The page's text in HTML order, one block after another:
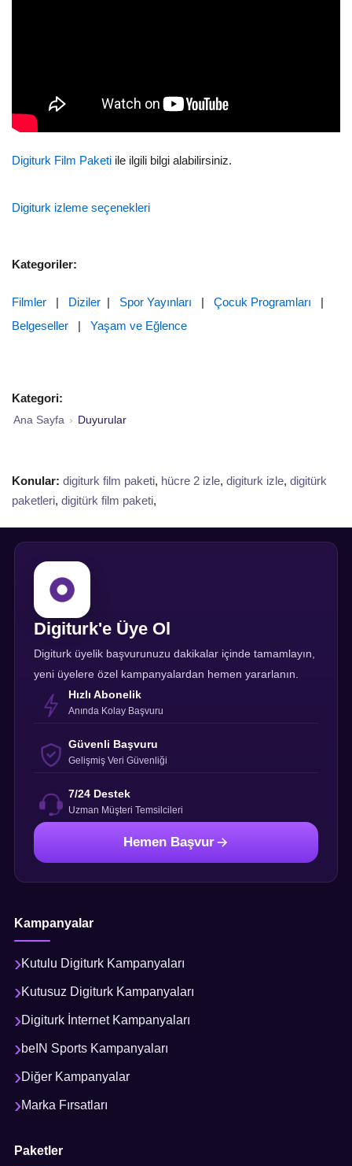
Digiturk Film Paketi ile ilgili bilgi alabilirsiniz.
Digiturk izleme seçenekleri
Kategoriler:
Filmler | Diziler | Spor Yayınları | Çocuk Programları |
Belgeseller | Yaşam ve Eğlence
Kategori:
Ana Sayfa › Duyurular
Konular: digiturk film paketi, hücre 2 izle, digiturk izle, digitürk
paketleri, digitürk film paketi,
Digiturk'e Üye Ol
Digiturk üyelik başvurunuzu dakikalar içinde tamamlayın,
yeni üyelere özel kampanyalardan hemen yararlanın.
Hızlı Abonelik
Anında Kolay Başvuru
Güvenli Başvuru
Gelişmiş Veri Güvenliği
7/24 Destek
Uzman Müşteri Temsilcileri
Hemen Başvur
Kampanyalar
Kutulu Digiturk Kampanyaları
Kutusuz Digiturk Kampanyaları
Digiturk İnternet Kampanyaları
beIN Sports Kampanyaları
Diğer Kampanyalar
Marka Fırsatları
Paketler